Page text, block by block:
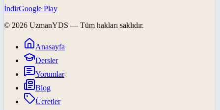
İndirGoogle Play
© 2026 UzmanYDS — Tüm hakları saklıdır.
Anasayfa
Dersler
Yorumlar
Blog
Ücretler